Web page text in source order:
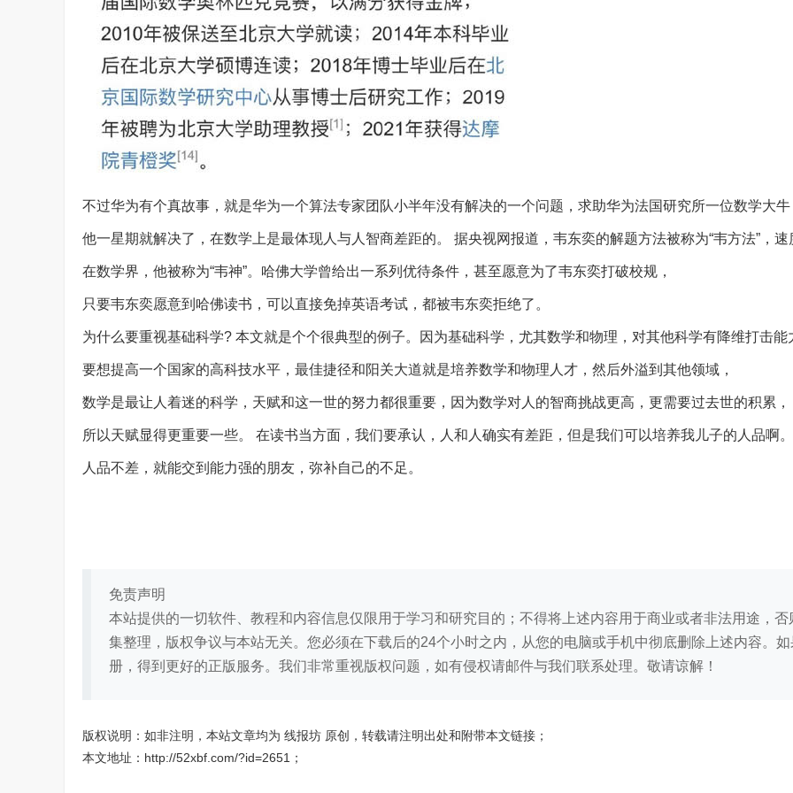
不过华为有个真故事，就是华为一个算法专家团队小半年没有解决的一个问题，求助华为法国研究所一位数学大牛
他一星期就解决了，在数学上是最体现人与人智商差距的。 据央视网报道，韦东奕的解题方法被称为“韦方法”，速
在数学界，他被称为“韦神”。哈佛大学曾给出一系列优待条件，甚至愿意为了韦东奕打破校规，
只要韦东奕愿意到哈佛读书，可以直接免掉英语考试，都被韦东奕拒绝了。
为什么要重视基础科学? 本文就是个个很典型的例子。因为基础科学，尤其数学和物理，对其他科学有降维打击能
要想提高一个国家的高科技水平，最佳捷径和阳关大道就是培养数学和物理人才，然后外溢到其他领域，
数学是最让人着迷的科学，天赋和这一世的努力都很重要，因为数学对人的智商挑战更高，更需要过去世的积累，
所以天赋显得更重要一些。 在读书当方面，我们要承认，人和人确实有差距，但是我们可以培养我儿子的人品啊。
人品不差，就能交到能力强的朋友，弥补自己的不足。
免责声明
本站提供的一切软件、教程和内容信息仅限用于学习和研究目的；不得将上述内容用于商业或者非法用途，
集整理，版权争议与本站无关。您必须在下载后的24个小时之内，从您的电脑或手机中彻底删除上述内容。
册，得到更好的正版服务。我们非常重视版权问题，如有侵权请邮件与我们联系处理。敬请谅解！
版权说明：如非注明，本站文章均为 线报坊 原创，转载请注明出处和附带本文链接；
本文地址： http://52xbf.com/?id=2651 ；